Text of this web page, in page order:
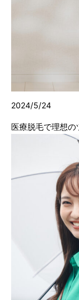
2024/5/24
医療脱毛で理想の